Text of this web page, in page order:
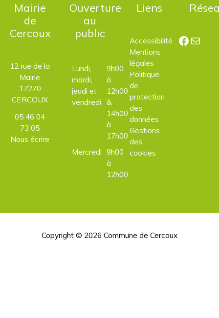
Mairie
de
Cercoux
12 rue de la
Mairie
17270
CERCOUX
05 46 04
73 05
Nous écrire
Ouverture
au
public
Lundi,
mardi,
jeudi et
vendredi
9h00
à
12h00
&
14h00
à
17h00
Mercredi 9h00
à
12h00
Liens
Accessibilité
Mentions
légales
Politique
de
protection
des
données
Gestions
des
cookies
E-mail
Copyright © 2026 Commune de Cercoux